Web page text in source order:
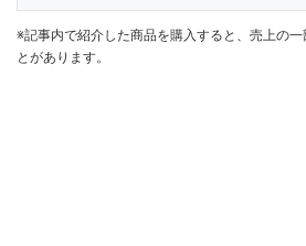
※記事内で紹介した商品を購入すると、売上の
とがあります。